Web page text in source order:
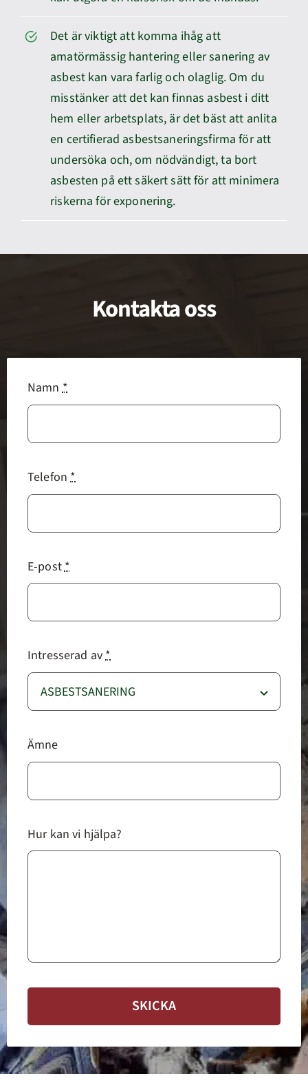
Det är viktigt att komma ihåg att
amatörmässig hantering eller sanering av
asbest kan vara farlig och olaglig. Om du
misstänker att det kan finnas asbest i ditt
hem eller arbetsplats, är det bäst att anlita
en certifierad asbestsaneringsfirma för att
undersöka och, om nödvändigt, ta bort
asbesten på ett säkert sätt för att minimera
riskerna för exponering.
Kontakta oss
Namn*
Telefon*
E-post*
Intresserad av*
Ämne
Hur kan vi hjälpa?
SKICKA